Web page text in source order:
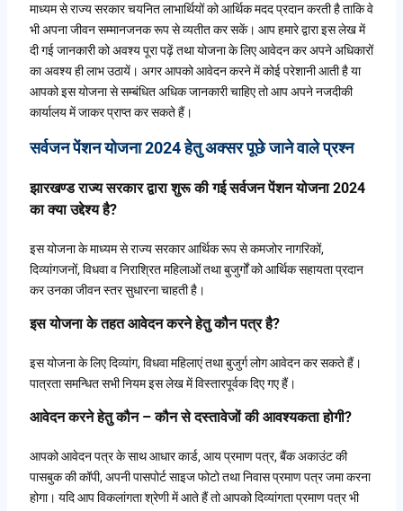
माध्यम से राज्य सरकार चयनित लाभार्थियों को आर्थिक मदद प्रदान करती है ताकि वे
भी अपना जीवन सम्मानजनक रूप से व्यतीत कर सकें। आप हमारे द्वारा इस लेख में
दी गई जानकारी को अवश्य पूरा पढ़ें तथा योजना के लिए आवेदन कर अपने अधिकारों
का अवश्य ही लाभ उठायें। अगर आपको आवेदन करने में कोई परेशानी आती है या
आपको इस योजना से सम्बंधित अधिक जानकारी चाहिए तो आप अपने नजदीकी
कार्यालय में जाकर प्राप्त कर सकते हैं।
सर्वजन पेंशन योजना 2024 हेतु अक्सर पूछे जाने वाले प्रश्न
झारखण्ड राज्य सरकार द्वारा शुरू की गई सर्वजन पेंशन योजना 2024
का क्या उद्देश्य है?
इस योजना के माध्यम से राज्य सरकार आर्थिक रूप से कमजोर नागरिकों,
दिव्यांगजनों, विधवा व निराश्रित महिलाओं तथा बुजुर्गों को आर्थिक सहायता प्रदान
कर उनका जीवन स्तर सुधारना चाहती है।
इस योजना के तहत आवेदन करने हेतु कौन पत्र है?
इस योजना के लिए दिव्यांग, विधवा महिलाएं तथा बुजुर्ग लोग आवेदन कर सकते हैं।
पात्रता समन्धित सभी नियम इस लेख में विस्तारपूर्वक दिए गए हैं।
आवेदन करने हेतु कौन – कौन से दस्तावेजों की आवश्यकता होगी?
आपको आवेदन पत्र के साथ आधार कार्ड, आय प्रमाण पत्र, बैंक अकाउंट की
पासबुक की कॉपी, अपनी पासपोर्ट साइज फोटो तथा निवास प्रमाण पत्र जमा करना
होगा। यदि आप विकलांगता श्रेणी में आते हैं तो आपको दिव्यांगता प्रमाण पत्र भी